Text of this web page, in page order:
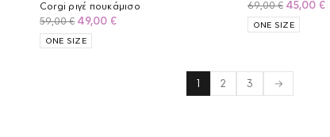
Corgi ριγέ πουκάμισο
59,00€ Original
price
was:
49,00 €Η
ONE SIZE
69,00€ Original
price
was:
45,00 €Η
ONE SIZE
1 2 3 →